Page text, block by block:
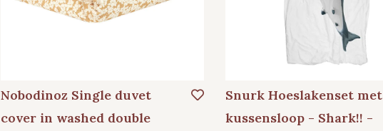
Nobodinoz Single duvet
cover in washed double
Snurk Hoeslakenset met
kussensloop - Shark!! -